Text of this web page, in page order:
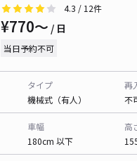
4.3 / 12件
¥770〜 / 日
当日予約不可
タイプ
機械式（有人）
再
不
車幅
180cm 以下
高